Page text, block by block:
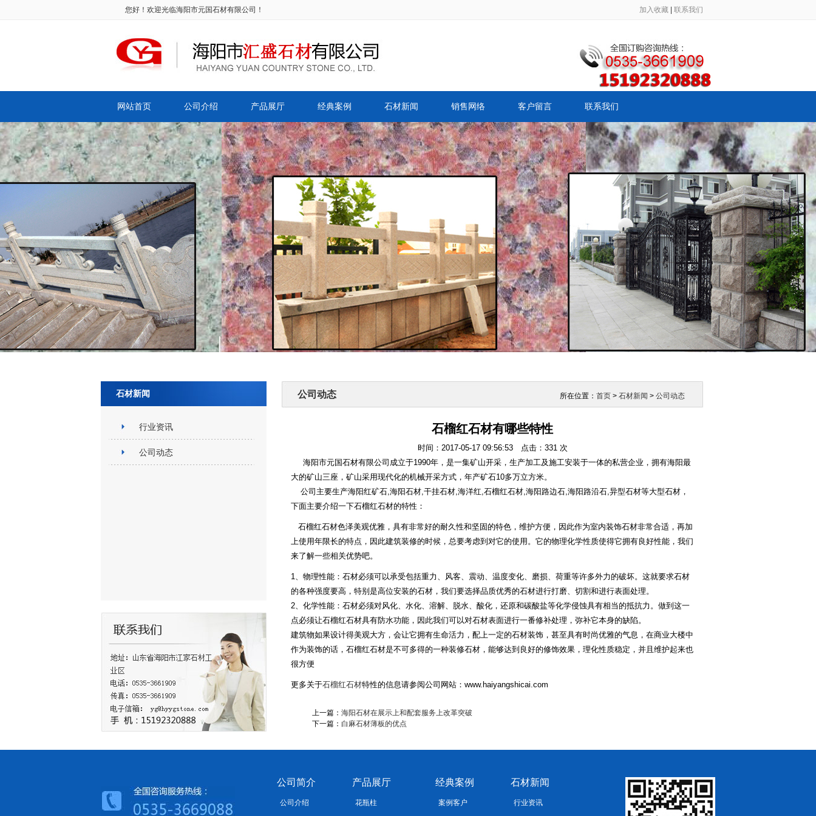
您好！欢迎光临海阳市元国石材有限公司！ 加入收藏 联系我们
网站首页 公司介绍 产品展厅 经典案例 石材新闻 销售网络 客户留言 联系我们
石材新闻
行业资讯
公司动态
所在位置： 首页 > 石材新闻 > 公司动态
公司动态
石榴红石材有哪些特性
时间：2017-05-17 09:56:53 点击： 331 次
海阳市元国石材有限公司成立于1990年，是一集矿山开采，生产加工及施工安装于一体的私营企业，拥有海阳最
大的矿山三座，矿山采用现代化的机械开采方式，年产矿石10多万立方米。
公司主要生产海阳红矿石,海阳石材,干挂石材,海洋红,石榴红石材,海阳路边石,海阳路沿石,异型石材等大型石材，
下面主要介绍一下石榴红石材的特性：
石榴红石材色泽美观优雅，具有非常好的耐久性和坚固的特色，维护方便，因此作为室内装饰石材非常合适，再加
上使用年限长的特点，因此建筑装修的时候，总要考虑到对它的使用。它的物理化学性质使得它拥有良好性能，我们
来了解一些相关优势吧。
1、物理性能：石材必须可以承受包括重力、风客、震动、温度变化、磨损、荷重等许多外力的破坏。这就要求石材
的各种强度要高，特别是高位安装的石材，我们要选择品质优秀的石材进行打磨、切割和进行表面处理。
2、化学性能：石材必须对风化、水化、溶解、脱水、酸化，还原和碳酸盐等化学侵蚀具有相当的抵抗力。做到这一
点必须让石榴红石材具有防水功能，因此我们可以对石材表面进行一番修补处理，弥补它本身的缺陷。
建筑物如果设计得美观大方，会让它拥有生命活力，配上一定的石材装饰，甚至具有时尚优雅的气息，在商业大楼中
作为装饰的话，石榴红石材是不可多得的一种装修石材，能够达到良好的修饰效果，理化性质稳定，并且维护起来也
很方便
更多关于石榴红石材特性的信息请参阅公司网站：www.haiyangshicai.com
上一篇： 海阳石材在展示上和配套服务上改革突破
下一篇： 白麻石材薄板的优点
公司简介
公司介绍
产品展厅
花瓶柱
经典案例
案例客户
石材新闻
行业资讯